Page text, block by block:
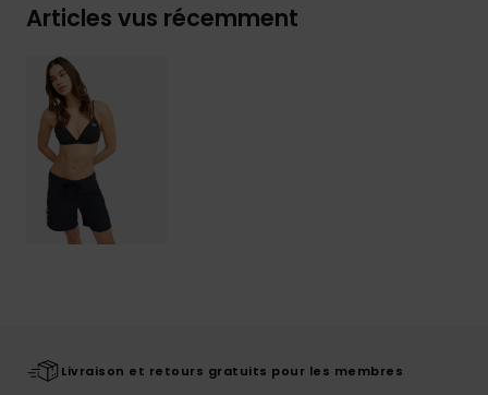
Articles vus récemment
Livraison et retours gratuits pour les membres